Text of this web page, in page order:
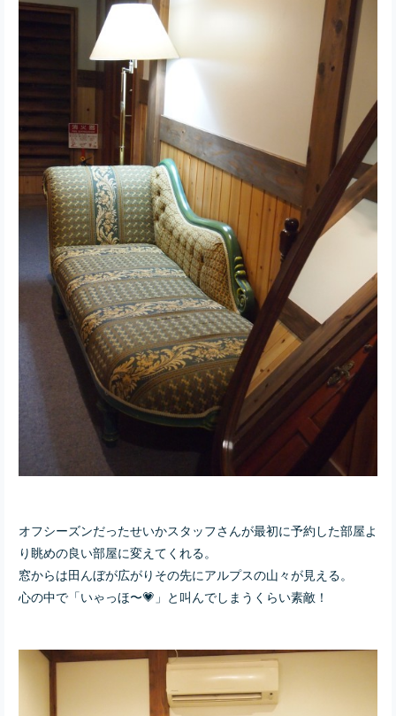
オフシーズンだったせいかスタッフさんが最初に予約した部屋よ
り眺めの良い部屋に変えてくれる。
窓からは田んぼが広がりその先にアルプスの山々が見える。
心の中で「いゃっほ〜💗」と叫んでしまうくらい素敵！